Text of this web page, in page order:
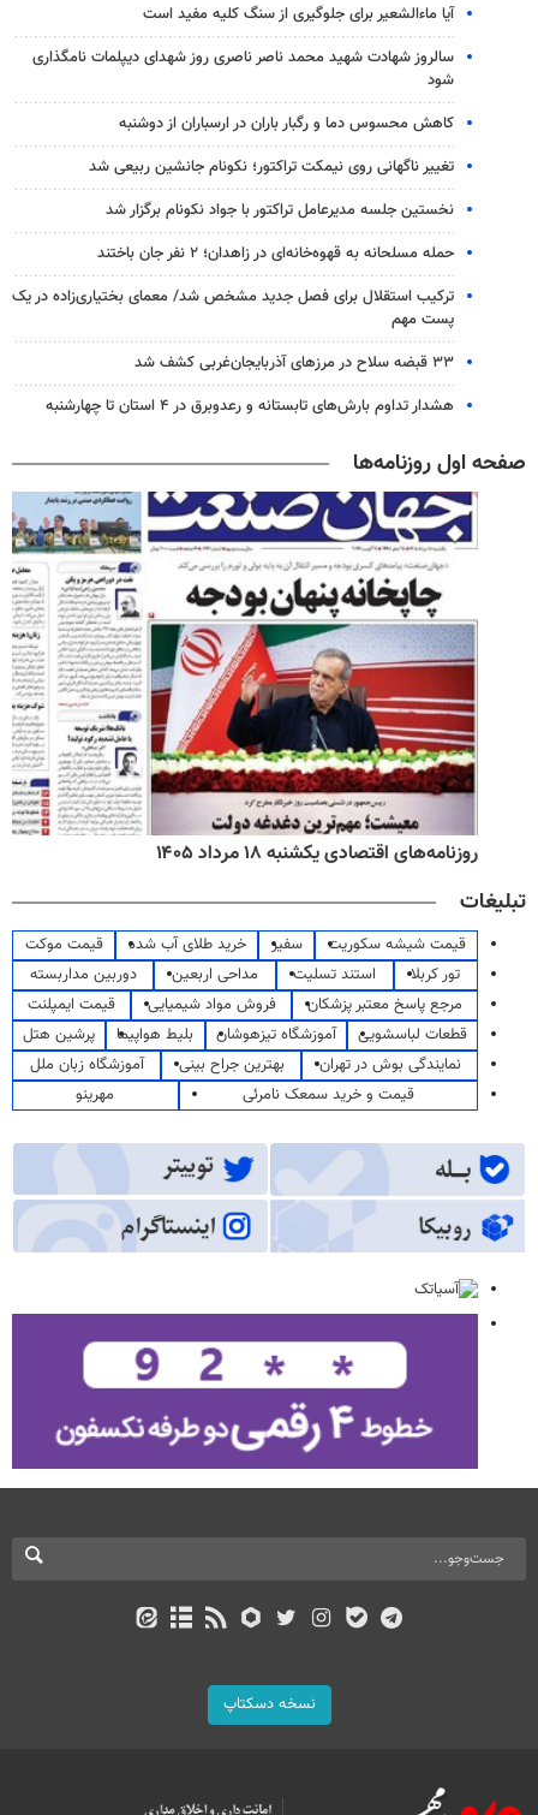
آیا ماءالشعیر برای جلوگیری از سنگ کلیه مفید است
سالروز شهادت شهید محمد ناصر ناصری روز شهدای دیپلمات نامگذاری
شود
کاهش محسوس دما و رگبار باران در ارسباران از دوشنبه
تغییر ناگهانی روی نیمکت تراکتور؛ نکونام جانشین ربیعی شد
نخستین جلسه مدیرعامل تراکتور با جواد نکونام برگزار شد
حمله مسلحانه به قهوه‌خانه‌ای در زاهدان؛ ۲ نفر جان باختند
ترکیب استقلال برای فصل جدید مشخص شد/ معمای بختیاری‌زاده در یک
پست مهم
۳۳ قبضه سلاح در مرزهای آذربایجان‌غربی کشف شد
هشدار تداوم بارش‌های تابستانه و رعدوبرق در ۴ استان تا چهارشنبه
صفحه اول روزنامه‌ها
روزنامه‌های اقتصادی یکشنبه ۱۸ مرداد ۱۴۰۵
تبلیغات
قیمت شیشه سکوریت سفیر خرید طلای آب شده
قیمت موکت
تور کربلا
استند تسلیت مداحی اربعین
دوربین مداربسته
مرجع پاسخ معتبر پزشکان
فروش مواد شیمیایی
قیمت ایمپلنت
قطعات لباسشویی
آموزشگاه تیزهوشان بلیط هواپیما
پرشین هتل
نمایندگی بوش در تهران
بهترین جراح بینی
آموزشگاه زبان ملل
قیمت و خرید سمعک نامرئی
مهرینو
نسخه دسکتاپ